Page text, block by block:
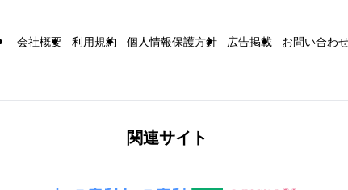
会社概要 利用規約 個人情報保護方針 広告掲載 お問い合わ
関連サイト